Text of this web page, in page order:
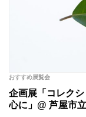
おすすめ展覧会
企画展「コレク
心に」@ 芦屋市